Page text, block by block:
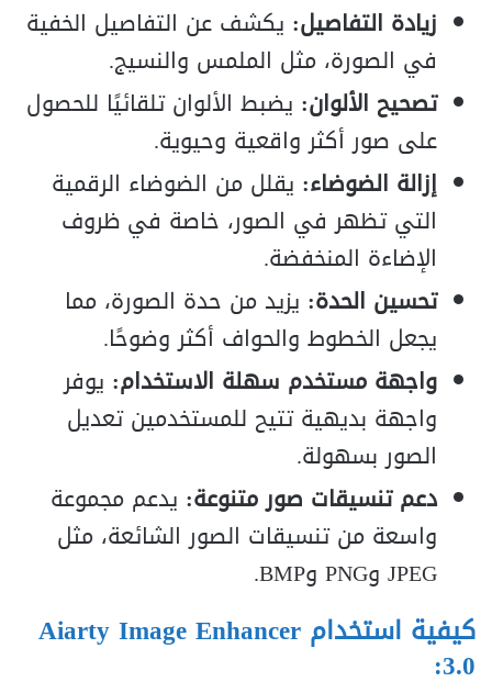
زيادة التفاصيل: يكشف عن التفاصيل الخفية
في الصورة، مثل الملمس والنسيج.
تصحيح الألوان: يضبط الألوان تلقائيًا للحصول
على صور أكثر واقعية وحيوية.
إزالة الضوضاء: يقلل من الضوضاء الرقمية
التي تظهر في الصور، خاصة في ظروف
الإضاءة المنخفضة.
تحسين الحدة: يزيد من حدة الصورة، مما
يجعل الخطوط والحواف أكثر وضوحًا.
واجهة مستخدم سهلة الاستخدام: يوفر
واجهة بديهية تتيح للمستخدمين تعديل
الصور بسهولة.
دعم تنسيقات صور متنوعة: يدعم مجموعة
واسعة من تنسيقات الصور الشائعة، مثل
JPEG وPNG وBMP.
كيفية استخدام Aiarty Image Enhancer
3.0: